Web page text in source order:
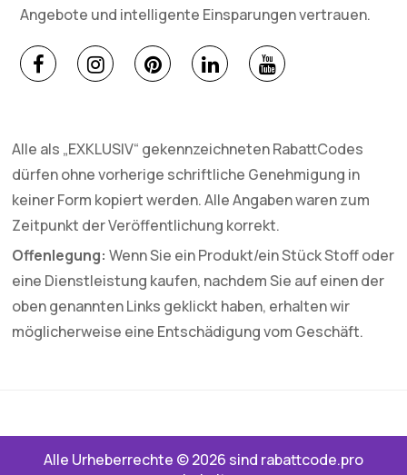
Angebote und intelligente Einsparungen vertrauen.
Alle als „EXKLUSIV“ gekennzeichneten RabattCodes
dürfen ohne vorherige schriftliche Genehmigung in
keiner Form kopiert werden. Alle Angaben waren zum
Zeitpunkt der Veröffentlichung korrekt.
Offenlegung: Wenn Sie ein Produkt/ein Stück Stoff oder
eine Dienstleistung kaufen, nachdem Sie auf einen der
oben genannten Links geklickt haben, erhalten wir
möglicherweise eine Entschädigung vom Geschäft.
Alle Urheberrechte © 2026 sind rabattcode.pro